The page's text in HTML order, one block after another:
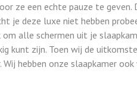
ze een echte pauze te
je deze luxe niet hebben
alle schermen uit je
kunt zijn. Toen wij de
hebben onze slaapkamer ook